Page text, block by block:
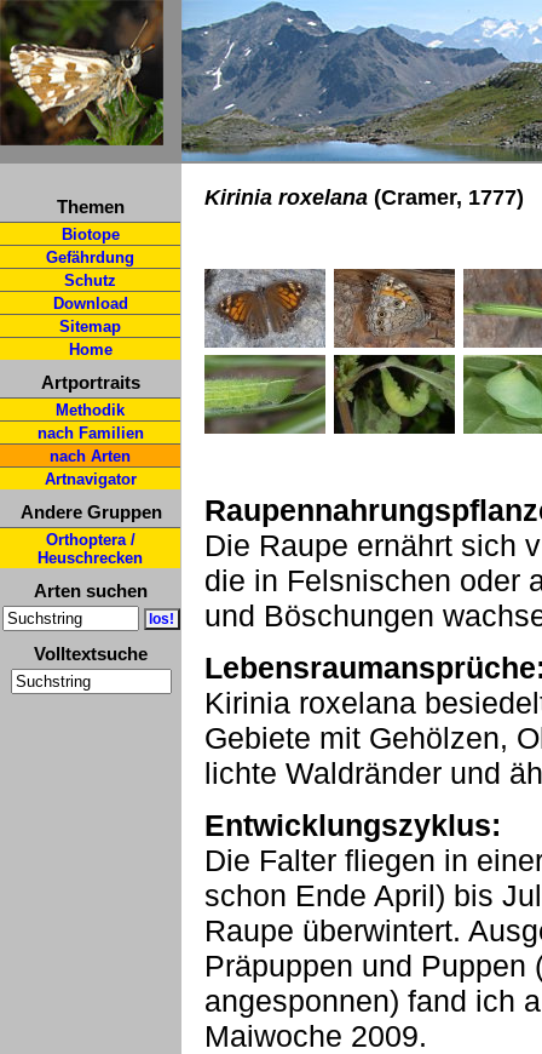
Themen
Biotope
Gefährdung
Schutz
Download
Sitemap
Home
Artportraits
Methodik
nach Familien
nach Arten
Artnavigator
Andere Gruppen
Orthoptera /
Heuschrecken
Arten suchen
Volltextsuche
Kirinia roxelana (Cramer, 1777)
Die Raupe ernährt sich
die in Felsnischen oder
und Böschungen
Kirinia roxelana
Gebiete mit Gehölzen,
lichte Waldränder und
Entwicklungszyklus:
Die Falter fliegen in
schon Ende April) bis
Raupe überwintert.
Präpuppen und Puppen
angesponnen) fand ich
Maiwoche 2009.